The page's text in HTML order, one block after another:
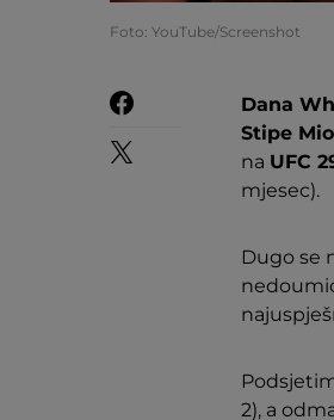
Foto: YouTube/Screenshot
Dana
Stipe
na UFC
mjesec).
Dugo se
2), a